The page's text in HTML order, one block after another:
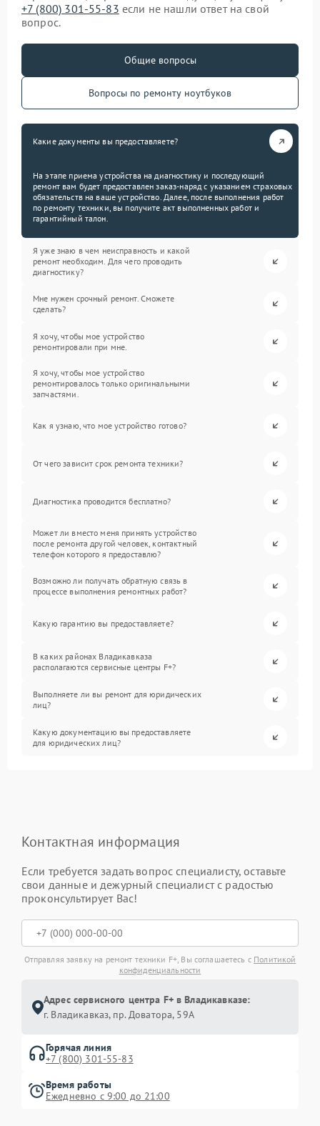
+7 (800) 301-55-83 если не нашли ответ на свой
вопрос.
Общие вопросы
Вопросы по ремонту ноутбуков
Какие документы вы предоставляете?
На этапе приема устройства на диагностику и последующий
ремонт вам будет предоставлен заказ-наряд с указанием страховых
обязательств на ваше устройство. Далее, после выполнения работ
по ремонту техники, вы получите акт выполненных работ и
гарантийный талон.
Я уже знаю в чем неисправность и какой
ремонт необходим. Для чего проводить
диагностику?
Мне нужен срочный ремонт. Сможете
сделать?
Я хочу, чтобы мое устройство
ремонтировали при мне.
Я хочу, чтобы мое устройство
ремонтировалось только оригинальными
запчастями.
Как я узнаю, что мое устройство готово?
От чего зависит срок ремонта техники?
Диагностика проводится бесплатно?
Может ли вместо меня принять устройство
после ремонта другой человек, контактный
телефон которого я предоставлю?
Возможно ли получать обратную связь в
процессе выполнения ремонтных работ?
Какую гарантию вы предоставляете?
В каких районах Владикавказа
располагаются сервисные центры F+?
Выполняете ли вы ремонт для юридических
лиц?
Какую документацию вы предоставляете
для юридических лиц?
Контактная информация
Если требуется задать вопрос специалисту, оставьте
свои данные и дежурный специалист с радостью
проконсультирует Вас!
Отправляя заявку на ремонт техники F+, Вы соглашаетесь с Политикой
конфиденциальности
Адрес сервисного центра F+ в Владикавказе:
г. Владикавказ, пр. Доватора, 59А
Горячая линия
+7 (800) 301-55-83
Время работы
Ежедневно с 9:00 до 21:00